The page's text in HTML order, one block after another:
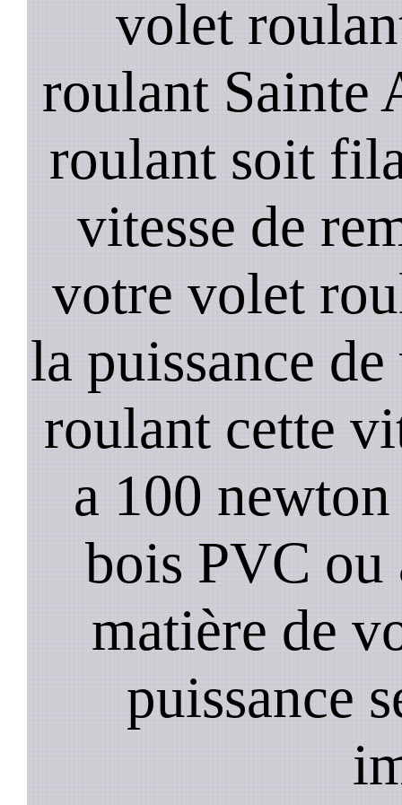
volet
roulant Sainte
roulant soit
vitesse de
votre volet
la puissance
roulant cette
a 100
bois PVC
matière de
puissance